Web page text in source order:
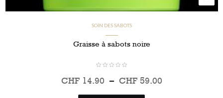
SOIN DES SABOTS
Graisse à sabots noire
CHF14.90 – CHF59.00